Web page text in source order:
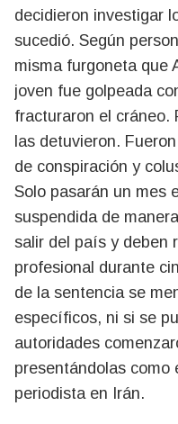
decidieron investigar
sucedió. Según
misma furgoneta que
joven fue golpeada
fracturaron el cráneo.
las detuvieron.
de conspiración y
Solo pasarán un mes
suspendida de
salir del país y deben
profesional durante
de la sentencia se
específicos, ni si se
autoridades
presentándolas como
periodista en Irán.